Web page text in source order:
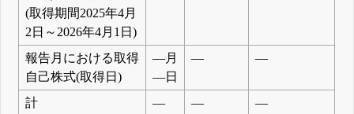
(取得期間2025年4月
2日～2026年4月1日)
報告月における取得
自己株式(取得日)
―月
―日
― ―
計 ― ―
―